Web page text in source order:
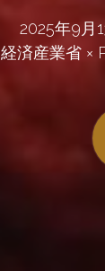
2025年9月
経済産業省 ×